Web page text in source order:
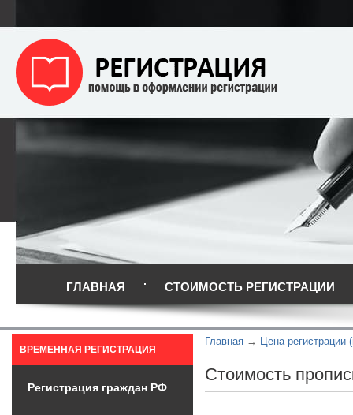
ГЛАВНАЯ СТОИМОСТЬ РЕГИСТРАЦИИ
Главная Цена регистрации
Стоимость
ВРЕМЕННАЯ РЕГИСТРАЦИЯ
Регистрация граждан РФ